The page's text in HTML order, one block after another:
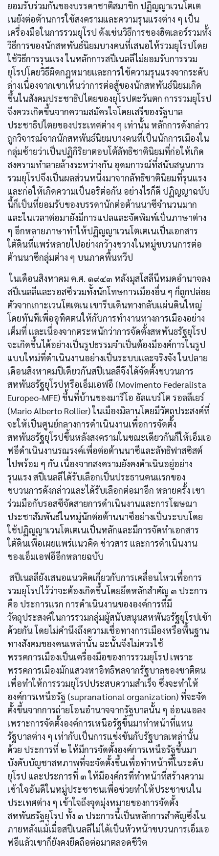
ยอมรับร่วมกันของบรรดาชาติสมาชิก ปฏิญญาเวนโตเต
เนยังต่อต้านการใช้สงครามและความรุนแรงต่าง ๆ เป็น
เครื่องมือในการรวมยุโรป ดังเช่นวิธีการของฮิตเลอร์รวมทั้ง
วิธีการของนักสหพันธ์นิยมบางคนที่เสนอให้รวมยุโรปโดย
ใช้วิธีการรุนแรง ในหลักการสปีเนลลีไม่ยอมรับการรวม
ยุโรปโดยวิธีผิดกฎหมายและการใช้ความรุนแรงจากระดับ
ล่างเนื่องจากเขาเห็นว่าการต่อสู้ของนักสหพันธ์นิยมเกิด
ขึ้นในสังคมประชาธิปไตยของยุโรปตะวันตก การรวมยุโรป
จึงควรเกิดขึ้นจากความสมัครใจโดยเสรีของรัฐบาล
ประชาธิปไตยของประเทศต่าง ๆ เท่านั้น หลักการดังกล่าว
ถูกวิจารณ์จากนักสหพันธ์นิยมบางคนที่เป็นนักการเมืองใน
กลุ่มซ้ายว่าเป็นปฏิกิริยาตอบโต้ลัทธิชาตินิยมที่ก่อให้เกิด
สงครามทำลายล้างระหว่างกัน อุดมการณ์ที่สนับสนุนการ
รวมยุโรปจึงเป็นผลส่วนหนึ่งมาจากลัทธิชาตินิยมที่รุนแรง
และก่อให้เกิดความเป็นอริต่อกัน อย่างไรก็ดี ปฏิญญาฉบับ
นี้ก็เป็นที่ยอมรับของบรรดานักต่อต้านนาซีจำนวนมาก
และในเวลาต่อมายังมีการแปลและจัดพิมพ์เป็นภาษาต่าง
ๆ อีกหลายภาษาทำให้ปฏิญญาเวนโตเตเนเป็นเอกสาร
ใต้ดินที่แพร่หลายไปอย่างกว้างขวางในหมู่ขบวนการต่อ
ต้านนาซีกลุ่มต่าง ๆ บนภาคพื้นทวีป
ในเดือนสิงหาคม ค.ศ. ๑๙๔๓ หลังมุสโสลีนีหมดอำนาจลง
สปีเนลลีและรอสซีรวมทั้งนักโทษการเมืองอื่น ๆ ก็ถูกปล่อย
ตัวจากเกาะเวนโตเตเน เขารีบเดินทางกลับแผ่นดินใหญ่
โดยทันทีเพื่ออุทิศตนให้กับการทำงานทางการเมืองอย่าง
เต็มที่ และเนื่องจากตระหนักว่าการจัดตั้งสหพันธรัฐยุโรป
จะเกิดขึ้นได้อย่างเป็นรูปธรรมจำเป็นต้องมีองค์การในรูป
แบบใหม่ที่ดำเนินงานอย่างเป็นระบบและจริงจัง ในปลาย
เดือนสิงหาคมปีเดียวกันสปีเนลลีจึงได้จัดตั้งขบวนการ
สหพันธรัฐยุโรปหรือเอ็มเอฟอี (Movimento Federalista
Europeo-MFE) ขึ้นที่บ้านของมารีโอ อัลแบร์โต รอลลีเยร์
(Mario Alberto Rollier) ในเมืองมิลานโดยมีวัตถุประสงค์ที่
จะให้เป็นศูนย์กลางการดำเนินงานเพื่อการจัดตั้ง
สหพันธรัฐยุโรปขึ้นหลังสงครามในขณะเดียวกันก็ให้เอ็มเอ
ฟอีดำเนินงานรณรงค์เพื่อต่อต้านนาซีและลัทธิฟาสซิสต์
ไปพร้อม ๆ กัน เนื่องจากสงครามยังคงดำเนินอยู่อย่าง
รุนแรง สปีเนลลีได้รับเลือกเป็นประธานคนแรกของ
ขบวนการดังกล่าวและได้รับเลือกต่อมาอีก หลายครั้ง เขา
ร่วมมือกับรอสซีจัดสายการดำเนินงานและการโฆษณา
ประชาสัมพันธ์ในหมู่นักต่อต้านนาซีอย่างเป็นระบบโดย
ใช้ปฏิญญาเวนโตเตเนเป็นหลักและมีการจัดทำเอกสาร
ใต้ดินเพื่อเผยแพร่แนวคิด ข่าวสาร และการดำเนินงาน
ของเอ็มเอฟอีอีกหลายฉบับ
สปีเนลลียังเสนอแนวคิดเกี่ยวกับการเคลื่อนไหวเพื่อการ
รวมยุโรปไว้ว่าจะต้องเกิดขึ้นโดยยึดหลักสำคัญ ๓ ประการ
คือ ประการแรก การดำเนินงานขององค์การที่มี
วัตถุประสงค์ในการรวมกลุ่มผู้สนับสนุนสหพันธรัฐยุโรปเข้า
ด้วยกัน โดยไม่คำนึงถึงความเชื่อทางการเมืองหรือพื้นฐาน
ทางสังคมของคนเหล่านั้น ฉะนั้นจึงไม่ควรใช้
พรรคการเมืองเป็นเครื่องมือของการรวมยุโรป เพราะ
พรรคการเมืองมักแสวงหาอิทธิพลจากรัฐบาลของชาติตน
เพื่อทำให้การรวมยุโรปประสบความสำเร็จ ซึ่งจะทำให้
องค์การเหนือรัฐ (supranational organization) ที่จะจัด
ตั้งขึ้นจากการถ่ายโอนอำนาจจากรัฐบาลนั้น ๆ อ่อนแอลง
เพราะการจัดตั้งองค์การเหนือรัฐขึ้นมาทำหน้าที่แทน
รัฐบาลต่าง ๆ เท่ากับเป็นการแข่งขันกับรัฐบาลเหล่านั้น
ด้วย ประการที่ ๒ ให้มีการจัดตั้งองค์การเหนือรัฐขึ้นมา
บังคับบัญชาสหภาพที่จะจัดตั้งขึ้นเพื่อทำหน้าที่ในระดับ
ยุโรป และประการที่ ๓ ให้มีองค์กรที่ทำหน้าที่สร้างความ
เข้าใจอันดีในหมู่ประชาชนเพื่อช่วยทำให้ประชาชนใน
ประเทศต่าง ๆ เข้าใจถึงจุดมุ่งหมายของการจัดตั้ง
สหพันธรัฐยุโรป ทั้ง ๓ ประการนี้เป็นหลักการสำคัญซึ่งใน
ภายหลังแม้เมื่อสปีเนลลีไม่ได้เป็นหัวหน้าขบวนการเอ็มเอ
ฟอีแล้วเขาก็ยังคงยึดถือต่อมาตลอดชีวิต